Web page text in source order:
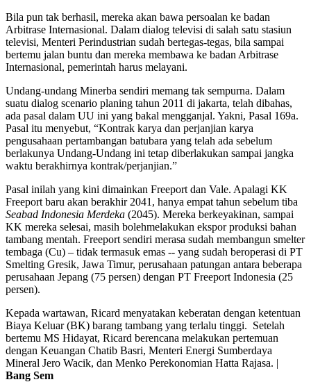
Bila pun tak berhasil, mereka akan bawa persoalan ke badan
Arbitrase Internasional. Dalam dialog televisi di salah satu stasiun
televisi, Menteri Perindustrian sudah bertegas-tegas, bila sampai
bertemu jalan buntu dan mereka membawa ke badan Arbitrase
Internasional, pemerintah harus melayani.
Undang-undang Minerba sendiri memang tak sempurna. Dalam
suatu dialog scenario planing tahun 2011 di jakarta, telah dibahas,
ada pasal dalam UU ini yang bakal mengganjal. Yakni, Pasal 169a.
Pasal itu menyebut, “Kontrak karya dan perjanjian karya
pengusahaan pertambangan batubara yang telah ada sebelum
berlakunya Undang-Undang ini tetap diberlakukan sampai jangka
waktu berakhirnya kontrak/perjanjian.”
Pasal inilah yang kini dimainkan Freeport dan Vale. Apalagi KK
Freeport baru akan berakhir 2041, hanya empat tahun sebelum tiba
Seabad Indonesia Merdeka (2045). Mereka berkeyakinan, sampai
KK mereka selesai, masih bolehmelakukan ekspor produksi bahan
tambang mentah. Freeport sendiri merasa sudah membangun smelter
tembaga (Cu) – tidak termasuk emas -- yang sudah beroperasi di PT
Smelting Gresik, Jawa Timur, perusahaan patungan antara beberapa
perusahaan Jepang (75 persen) dengan PT Freeport Indonesia (25
persen).
Kepada wartawan, Ricard menyatakan keberatan dengan ketentuan
Biaya Keluar (BK) barang tambang yang terlalu tinggi. Setelah
bertemu MS Hidayat, Ricard berencana melakukan pertemuan
dengan Keuangan Chatib Basri, Menteri Energi Sumberdaya
Mineral Jero Wacik, dan Menko Perekonomian Hatta Rajasa. |
Bang Sem